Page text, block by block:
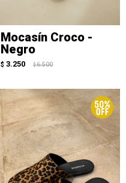
Mocasín Croco -
Negro
$ 3.250 $ 6.500